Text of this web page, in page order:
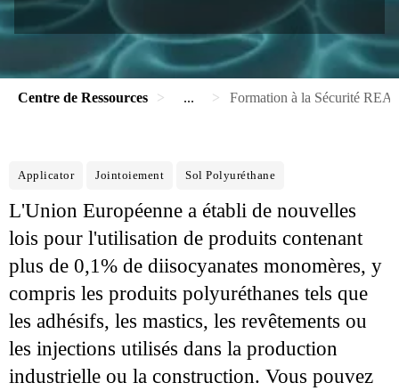
Centre de Ressources ... Formation à la Sécurité
Applicator Jointoiement Sol Polyuréthane
L'Union Européenne a établi de nouvelles
lois pour l'utilisation de produits contenant
plus de 0,1% de diisocyanates monomères, y
compris les produits polyuréthanes tels que
les adhésifs, les mastics, les revêtements ou
les injections utilisés dans la production
industrielle ou la construction. Vous pouvez